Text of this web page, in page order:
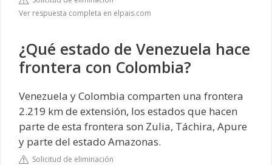
Ver respuesta completa en elpais.com
¿Qué estado de Venezuela hace
frontera con Colombia?
Venezuela y Colombia comparten una frontera
2.219 km de extensión, los estados que hacen
parte de esta frontera son Zulia, Táchira, Apure
y parte del estado Amazonas.
Solicitud de eliminación